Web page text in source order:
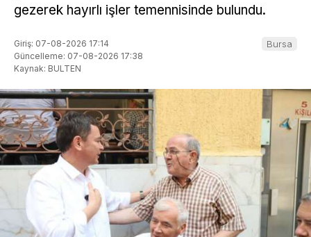
gezerek hayırlı işler temennisinde bulundu.
Giriş: 07-08-2026 17:14
Güncelleme: 07-08-2026 17:38
Kaynak: BULTEN
Bursa